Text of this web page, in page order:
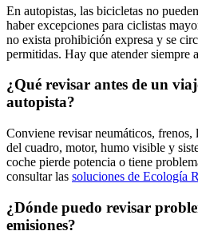
En autopistas, las bicicletas no
haber excepciones para ciclistas
no exista prohibición expresa y se
permitidas. Hay que atender siempre
¿Qué revisar antes de un
autopista?
Conviene revisar neumáticos, frenos,
del cuadro, motor, humo visible y
coche pierde potencia o tiene
consultar las soluciones de Ecología
¿Dónde puedo revisar
emisiones?